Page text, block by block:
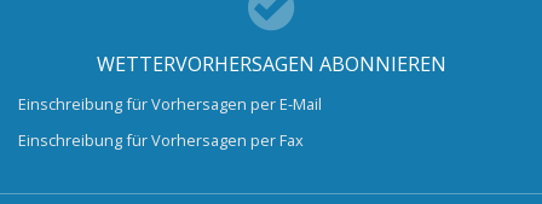
WETTERVORHERSAGEN ABONNIEREN
Einschreibung für Vorhersagen per E-Mail
Einschreibung für Vorhersagen per Fax